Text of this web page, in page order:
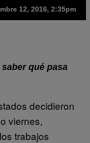
12, 2016, 2:35pm
qué pasa
decidieron
viernes,
trabajos